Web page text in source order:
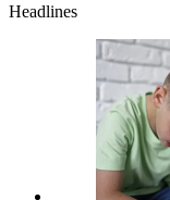
Headlines